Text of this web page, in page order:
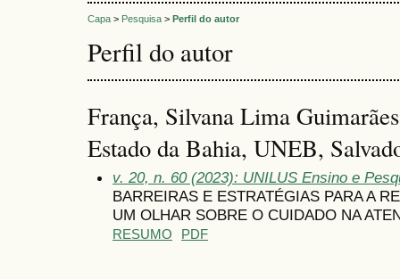
Capa > Pesquisa > Perfil do autor
Perfil do autor
França, Silvana Lima
Estado da Bahia, UNEB,
v. 20, n. 60 (2023): UNILUS Ensino e
BARREIRAS E ESTRATÉGIAS PARA A
UM OLHAR SOBRE O CUIDADO NA
RESUMO PDF